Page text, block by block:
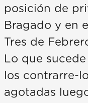
posición de
Bragado y en
Tres de
Lo que
los contrarre-
agotadas